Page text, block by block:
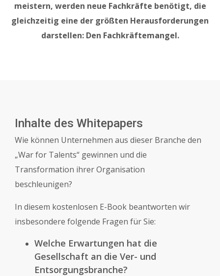
meistern, werden neue Fachkräfte benötigt, die
gleichzeitig eine der größten Herausforderungen
darstellen: Den Fachkräftemangel.
Inhalte des Whitepapers
Wie können Unternehmen aus dieser Branche den
„War for Talents“ gewinnen und die
Transformation ihrer Organisation
beschleunigen?
In diesem kostenlosen E-Book beantworten wir
insbesondere folgende Fragen für Sie:
Welche Erwartungen hat die
Gesellschaft an die Ver- und
Entsorgungsbranche?